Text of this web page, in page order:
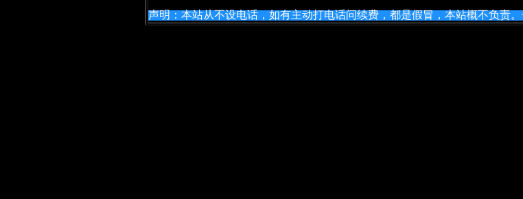
声明：本站从不设电话，如有主动打电话问续费，都是假冒，本站概不负责